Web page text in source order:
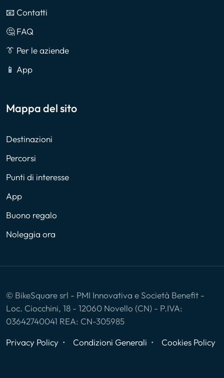
📧 Contatti
🤔 FAQ
👔 Per le aziende
📱 App
Mappa del sito
Destinazioni
Percorsi
Punti di interesse
App
Buono regalo
Noleggia ora
© BikeSquare srl - PMI Innovativa e Società Benefit -
Loc. Ciocchini, 18 - 12060 Novello (CN) - P.IVA:
03642740041 REA: CN-305985
Privacy Policy
Condizioni Generali Cookies Policy